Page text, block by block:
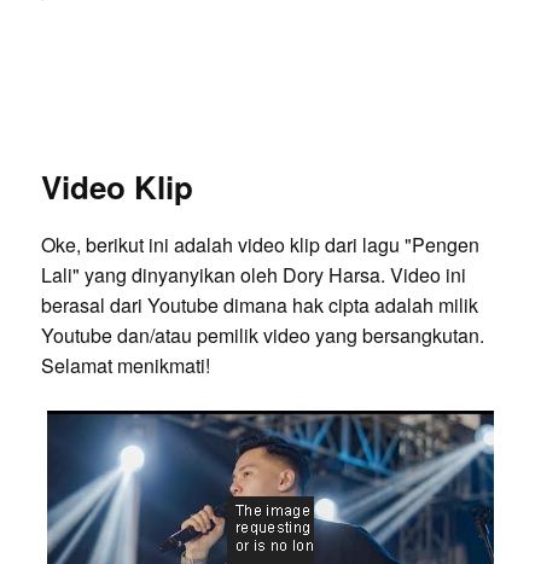
Video Klip
Oke, berikut ini adalah video klip dari lagu "Pengen
Lali" yang dinyanyikan oleh Dory Harsa. Video ini
berasal dari Youtube dimana hak cipta adalah milik
Youtube dan/atau pemilik video yang bersangkutan.
Selamat menikmati!